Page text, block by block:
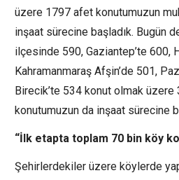
üzere 1797 afet konutumuzun
inşaat sürecine başladık. Bugün
ilçesinde 590, Gaziantep’te 600,
Kahramanmaraş Afşin’de 501,
Birecik’te 534 konut olmak
konutumuzun da inşaat sürecine
“İlk etapta toplam 70 bin köy
Şehirlerdekiler üzere köylerde